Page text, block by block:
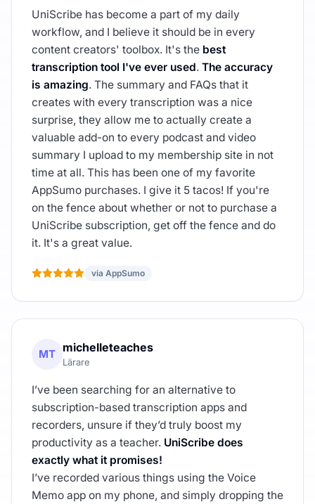
UniScribe has become a part of my daily
workflow, and I believe it should be in every
content creators' toolbox. It's the best
transcription tool I've ever used. The accuracy
is amazing. The summary and FAQs that it
creates with every transcription was a nice
surprise, they allow me to actually create a
valuable add-on to every podcast and video
summary I upload to my membership site in not
time at all. This has been one of my favorite
AppSumo purchases. I give it 5 tacos! If you're
on the fence about whether or not to purchase a
UniScribe subscription, get off the fence and do
it. It's a great value.
via AppSumo
MT michelleteaches
Lärare
I’ve been searching for an alternative to
subscription-based transcription apps and
recorders, unsure if they’d truly boost my
productivity as a teacher. UniScribe does
exactly what it promises!
I’ve recorded various things using the Voice
Memo app on my phone, and simply dropping the